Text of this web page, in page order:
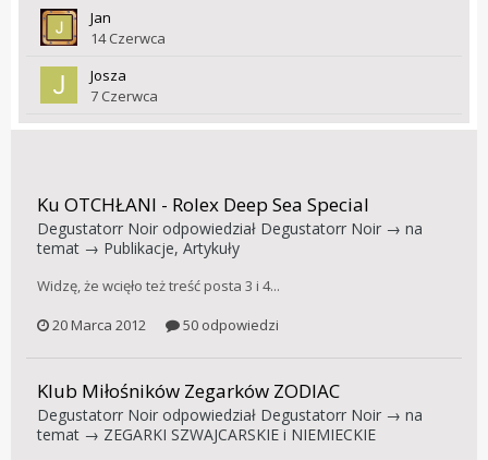
Jan
14 Czerwca
Josza
7 Czerwca
Ku OTCHŁANI - Rolex Deep Sea Special
Degustatorr Noir odpowiedział Degustatorr Noir → na
temat → Publikacje, Artykuły
Widzę, że wcięło też treść posta 3 i 4...
20 Marca 2012
50 odpowiedzi
Klub Miłośników Zegarków ZODIAC
Degustatorr Noir odpowiedział Degustatorr Noir → na
temat → ZEGARKI SZWAJCARSKIE i NIEMIECKIE